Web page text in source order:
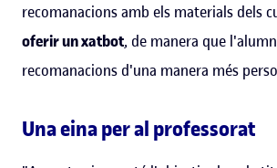
recomanacions amb els materials dels
oferir un xatbot, de manera que
recomanacions d'una manera més
Una eina per al professorat